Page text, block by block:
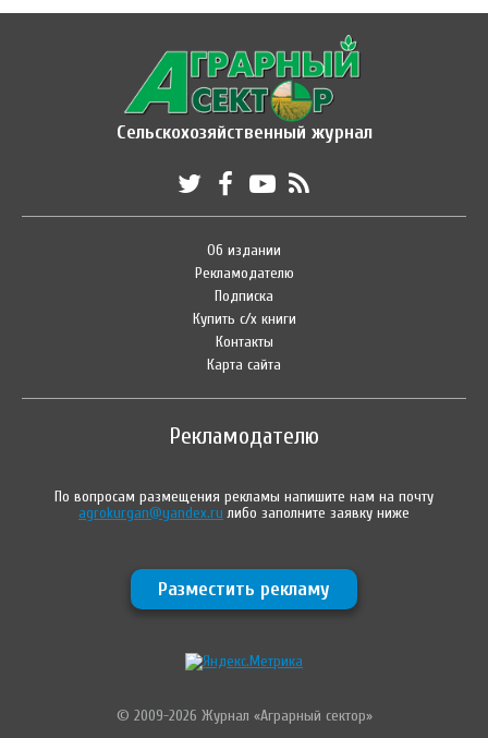
Сельскохозяйственный журнал
Об издании
Рекламодателю
Подписка
Купить с/х книги
Контакты
Карта сайта
Рекламодателю
По вопросам размещения рекламы напишите нам на почту
agrokurgan@yandex.ru либо заполните заявку ниже
Разместить рекламу
© 2009-2026 Журнал «Аграрный сектор»